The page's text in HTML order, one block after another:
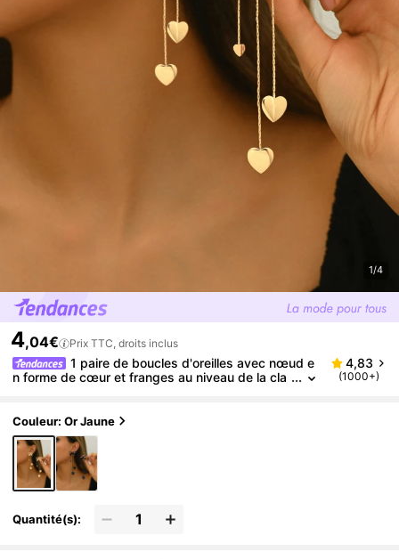
1/4
4,04€ Prix TTC, droits inclus
1 paire de boucles d'oreilles avec nœud e
n forme de cœur et franges au niveau de la cla
4,83
(1000+)
Couleur: Or Jaune
Quantité(s):